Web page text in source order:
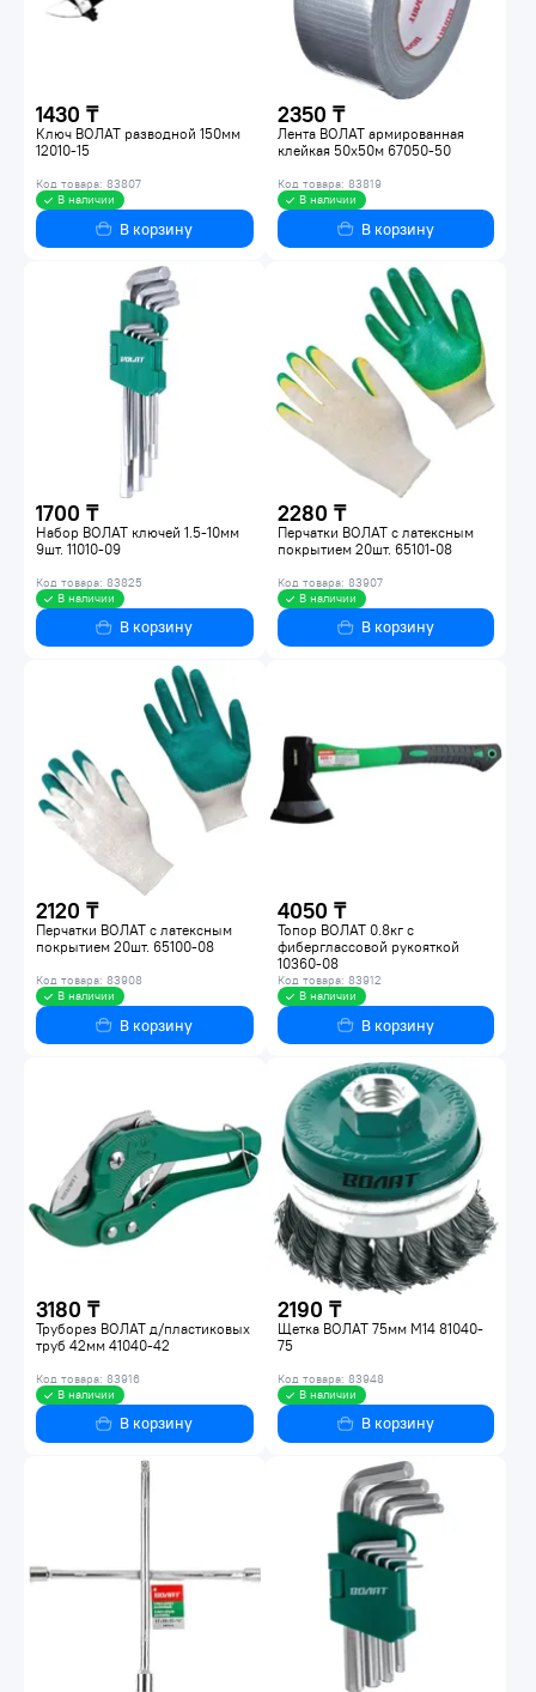
1430 ₸
Ключ ВОЛАТ разводной 150мм
12010-15
Код товара: 83807
В наличии
В корзину
2350 ₸
Лента ВОЛАТ армированная
клейкая 50х50м 67050-50
Код товара: 83819
В наличии
В корзину
1700 ₸
Набор ВОЛАТ ключей 1.5-10мм
9шт. 11010-09
Код товара: 83825
В наличии
В корзину
2280 ₸
Перчатки ВОЛАТ с латексным
покрытием 20шт. 65101-08
Код товара: 83907
В наличии
В корзину
2120 ₸
Перчатки ВОЛАТ с латексным
покрытием 20шт. 65100-08
Код товара: 83908
В наличии
В корзину
4050 ₸
Топор ВОЛАТ 0.8кг с
фиберглассовой рукояткой
10360-08
Код товара: 83912
В наличии
В корзину
3180 ₸
Труборез ВОЛАТ д/пластиковых
труб 42мм 41040-42
Код товара: 83916
В наличии
В корзину
2190 ₸
Щетка ВОЛАТ 75мм М14 81040-
75
Код товара: 83948
В наличии
В корзину